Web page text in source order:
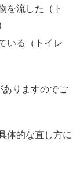
を流した（ト
いる（トイレ
りますのでご
体的な直し方に